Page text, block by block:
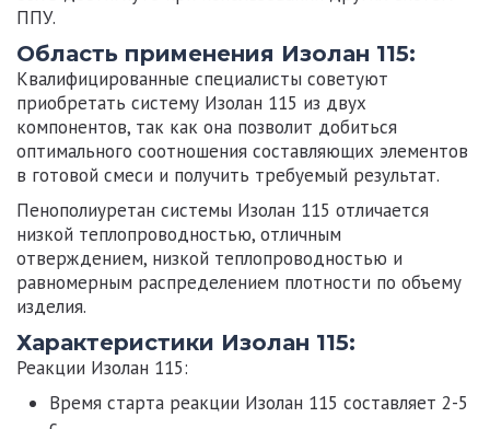
ППУ.
Область применения Изолан 115:
Квалифицированные специалисты советуют
приобретать систему Изолан 115 из двух
компонентов, так как она позволит добиться
оптимального соотношения составляющих элементов
в готовой смеси и получить требуемый результат.
Пенополиуретан системы Изолан 115 отличается
низкой теплопроводностью, отличным
отверждением, низкой теплопроводностью и
равномерным распределением плотности по объему
изделия.
Характеристики Изолан 115:
Реакции Изолан 115:
Время старта реакции Изолан 115 составляет 2-5